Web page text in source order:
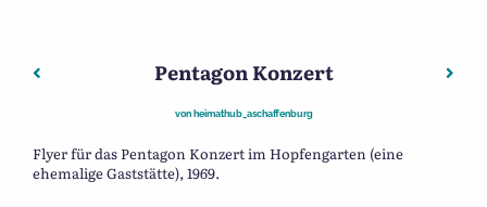
Beitragsnavigation
Vorheriger: Open Air Zeitungsausschnitt
Pentagon Konzert
von heimathub_aschaffenburg
Flyer für das Pentagon Konzert im Hopfengarten (eine
ehemalige Gaststätte), 1969.